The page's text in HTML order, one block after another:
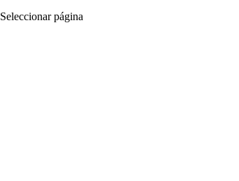
Seleccionar página